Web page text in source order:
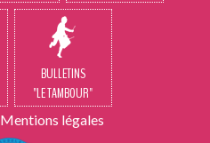
BULLETINS
"LE TAMBOUR"
Mentions légales